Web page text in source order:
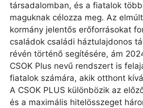
társadalomban, és a fiatalok
maguknak célozza meg. Az
kormány jelentős erőforrásokat
családok családi háztulajdonos
révén történő segítésére, ám
CSOK Plus nevű rendszert is
fiatalok számára, akik otthont
A CSOK PLUS különbözik az
és a maximális hitelösszeget